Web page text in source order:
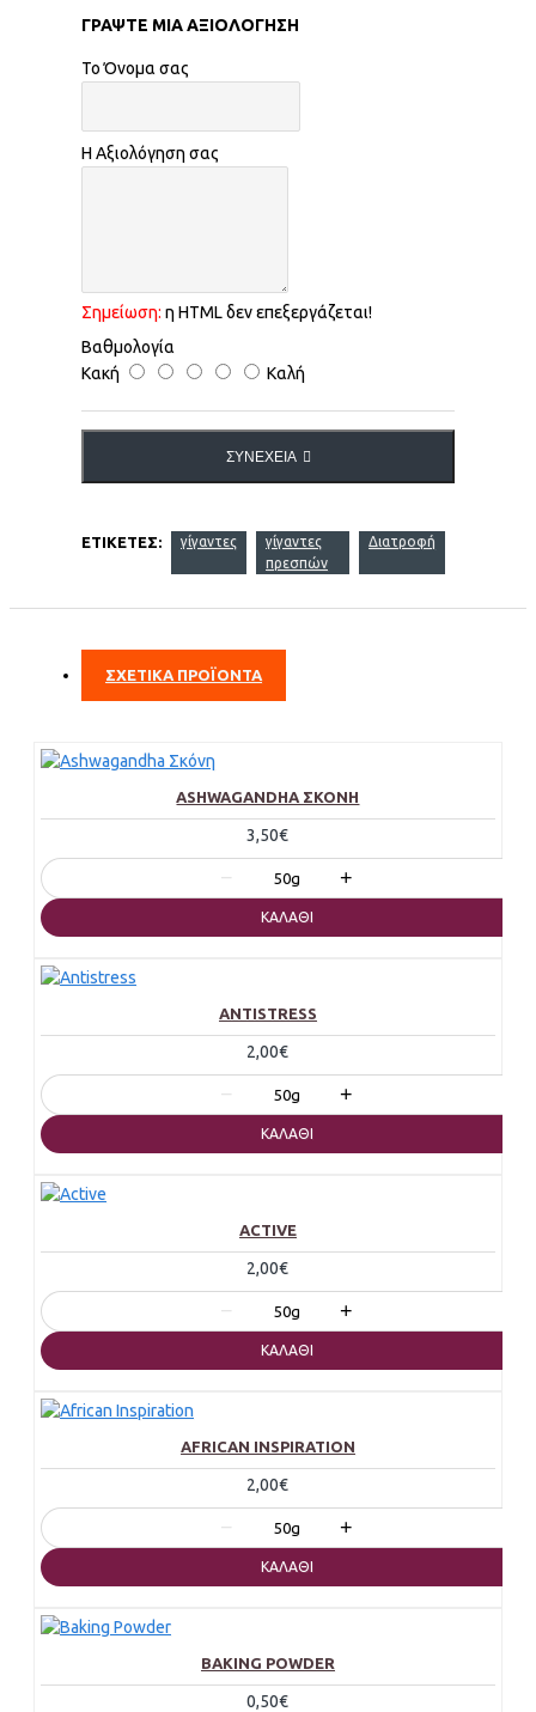
ΓΡΆΨΤΕ ΜΙΑ ΑΞΙΟΛΌΓΗΣΗ
Το Όνομα σας
Η Αξιολόγηση σας
Σημείωση: η HTML δεν επεξεργάζεται!
Βαθμολογία
Κακή
Καλή
ΣΥΝΈΧΕΙΑ
ΕΤΙΚΈΤΕΣ: γίγαντες
γίγαντες
πρεσπών
Διατροφή
ΣΧΕΤΙΚΑ ΠΡΟΪΟΝΤΑ
ASHWAGANDHA ΣΚΌΝΗ
3,50€
− 50g +
ΚΑΛΆΘΙ
ANTISTRESS
2,00€
− 50g +
ΚΑΛΆΘΙ
ACTIVE
2,00€
− 50g +
ΚΑΛΆΘΙ
AFRICAN INSPIRATION
2,00€
− 50g +
ΚΑΛΆΘΙ
BAKING POWDER
0,50€